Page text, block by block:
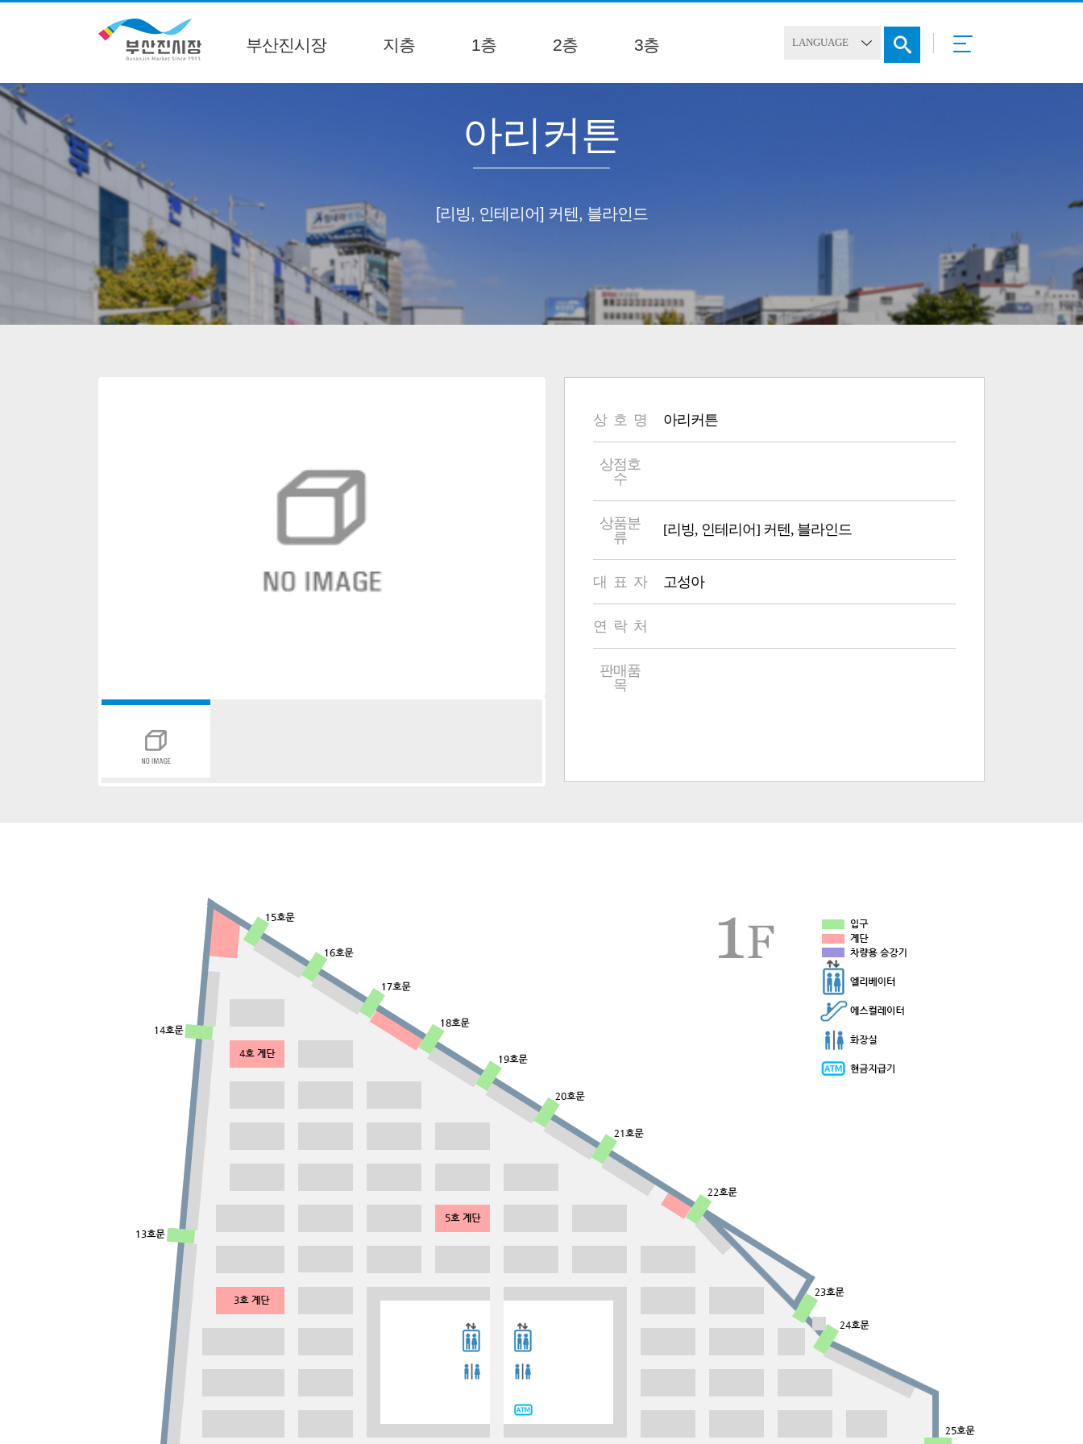
부산진시장 지층 1층 2층 3층
아리커튼
[리빙, 인테리어] 커텐, 블라인드
상 호 명 아리커튼
상점호
수
상품분
류
[리빙, 인테리어] 커텐, 블라인드
대 표 자 고성아
연 락 처
판매품
목